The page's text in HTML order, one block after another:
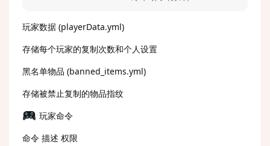
玩家数据 (playerData.yml)
存储每个玩家的复制次数和个人设置
黑名单物品 (banned_items.yml)
存储被禁止复制的物品指纹
玩家命令
命令 描述 权限